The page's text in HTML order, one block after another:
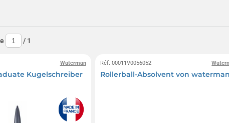
/ 1
Waterman
Kugelschreiber
Réf. 00011V0056052
Rollerball-Absolvent von waterman